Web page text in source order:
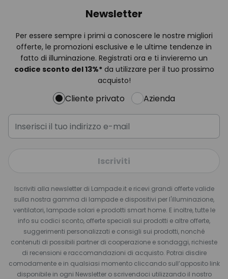
Newsletter
Per essere sempre i primi a conoscere le nostre migliori
offerte, le promozioni esclusive e le ultime tendenze in
fatto di illuminazione. Registrati ora e ti invieremo un
codice sconto del13%*da utilizzare per il tuo prossimo
acquisto!
Cliente privato Azienda
Iscriviti
Iscriviti alla newsletter di Lampade.it e ricevi grandi offerte valide
sulla nostra gamma di lampade e dispositivi per l'illuminazione,
ventilatori, lampade solari e prodotti smart home. E inoltre, tutte le
info su codici sconto, offerte speciali sui prodotti e altre offerte,
suggerimenti personalizzati e consigli sui prodotti, nonché
contenuti di possibili partner di cooperazione e sondaggi, richieste
di recensioni e raccomandazioni di acquisto. Potrai disdire
comodamente e in qualsiasi momento cliccando sull’apposito link
disponibile in ogni Newsletter o scrivendoci utilizzando il nostro